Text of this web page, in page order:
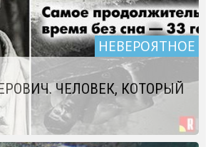
НЕВЕРОЯТНОЕ
ЧЕЛОВЕК, КОТОРЫЙ